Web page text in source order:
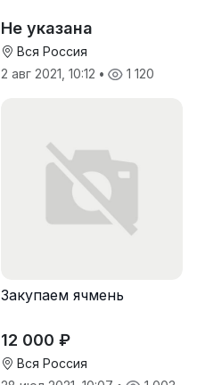
Не указана
Вся Россия
2 авг 2021, 10:12 • 1 120
Закупаем ячмень
12 000 ₽
Вся Россия